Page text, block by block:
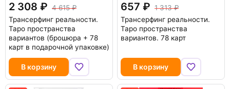
2 308
4 615
Трансерфинг реальности.
Таро пространства
вариантов (брошюра + 78
карт в подарочной упаковке)
В корзину
657
1 313
Трансерфинг реальности.
Таро пространства
вариантов. 78 карт
В корзину